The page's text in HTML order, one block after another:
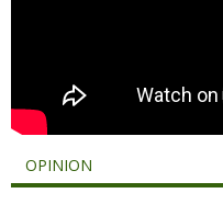
OPINION